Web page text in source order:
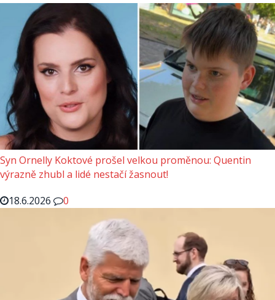
Syn Ornelly Koktové prošel velkou proměnou: Quentin
výrazně zhubl a lidé nestačí žasnout!
18.6.2026
0